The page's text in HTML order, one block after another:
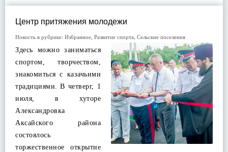
Центр притяжения молодежи
Новость в рубрике: Избранное Развитие спорта Сельские поселения
Здесь можно заниматься
спортом, творчеством,
знакомиться с казачьими
традициями. В четверг, 1
июля, в хуторе
Александровка
Аксайского района
состоялось
торжественное открытие